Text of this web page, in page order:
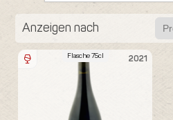
Anzeigen nach
2021
Flasche 75cl